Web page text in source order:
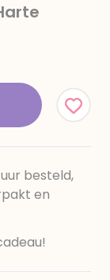
besteld,
en